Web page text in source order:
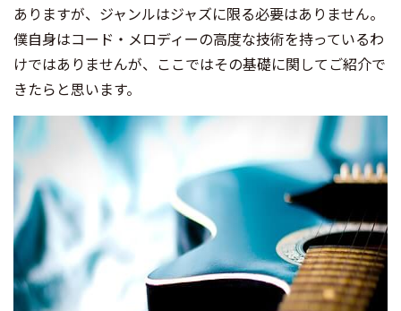
ありますが、ジャンルはジャズに限る必要はありません。
僕自身はコード・メロディーの高度な技術を持っているわ
けではありませんが、ここではその基礎に関してご紹介で
きたらと思います。